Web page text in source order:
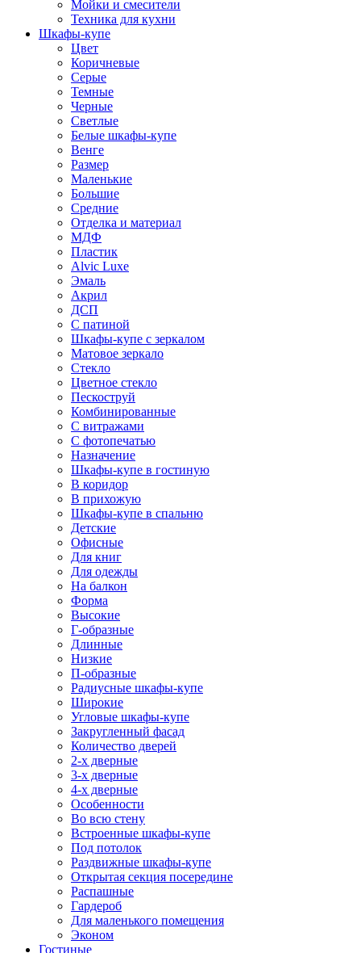
Мойки и смесители
Техника для кухни
Шкафы-купе
Цвет
Коричневые
Серые
Темные
Черные
Светлые
Белые шкафы-купе
Венге
Размер
Маленькие
Большие
Средние
Отделка и материал
МДФ
Пластик
Alvic Luxe
Эмаль
Акрил
ДСП
С патиной
Шкафы-купе с зеркалом
Матовое зеркало
Стекло
Цветное стекло
Пескоструй
Комбинированные
С витражами
С фотопечатью
Назначение
Шкафы-купе в гостиную
В коридор
В прихожую
Шкафы-купе в спальню
Детские
Офисные
Для книг
Для одежды
На балкон
Форма
Высокие
Г-образные
Длинные
Низкие
П-образные
Радиусные шкафы-купе
Широкие
Угловые шкафы-купе
Закругленный фасад
Количество дверей
2-х дверные
3-х дверные
4-х дверные
Особенности
Во всю стену
Встроенные шкафы-купе
Под потолок
Раздвижные шкафы-купе
Открытая секция посередине
Распашные
Гардероб
Для маленького помещения
Эконом
Гостиные